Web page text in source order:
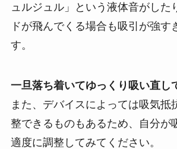
ュルジュル」という液体音がした
ドが飛んでくる場合も吸引が強す
す。
一旦落ち着いてゆっくり吸い直し
また、デバイスによっては吸気抵
整できるものもあるため、自分が
適度に調整してみてください。